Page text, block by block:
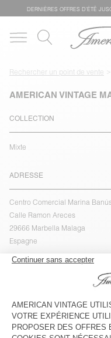
DERNIÈRES OFFRES D'ÉTÊ
Rechercher un point de vente
AMERICAN VINTAGE
COLLECTION
Mixte
ADRESSE
Centro Comercial Marina
Calle Ramon Areces
29666 Marbella Malaga
Espagne
Lundi
10:30 - 20:30
Mardi
10:30 - 20:30